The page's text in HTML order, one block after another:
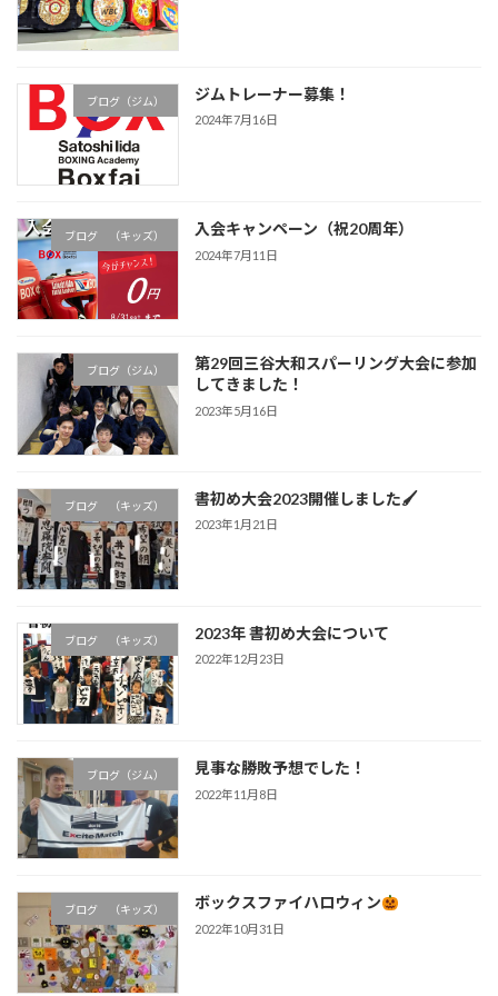
ブログ（ジム） ジムトレーナー募集！
2024年7月16日
ブログ （キッズ） 入会キャンペーン（祝20周年）
2024年7月11日
ブログ（ジム）
第29回三谷大和スパーリング大会に参加
してきました！
2023年5月16日
ブログ （キッズ） 書初め大会2023開催しました🖌
2023年1月21日
ブログ （キッズ） 2023年 書初め大会について
2022年12月23日
ブログ（ジム） 見事な勝敗予想でした！
2022年11月8日
ブログ （キッズ） ボックスファイハロウィン
2022年10月31日